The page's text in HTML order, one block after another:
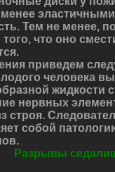
Тем не менее,
что оно
приведем
человека
жидкости
нервных
строя.
собой
Разрывы